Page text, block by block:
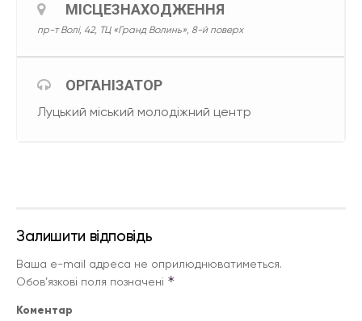
МІСЦЕЗНАХОДЖЕННЯ
пр-т Волі, 42, ТЦ «Гранд Волинь», 8-й поверх
ОРГАНІЗАТОР
Луцький міський молодіжний центр
Залишити відповідь
Ваша e-mail адреса не оприлюднюватиметься.
Обов’язкові поля позначені *
Коментар